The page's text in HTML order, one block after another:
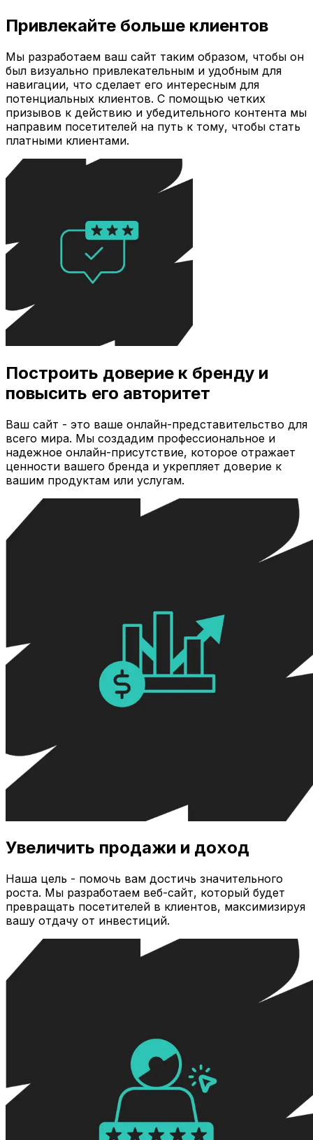
Привлекайте больше клиентов
Мы разработаем ваш сайт таким образом, чтобы он
был визуально привлекательным и удобным для
навигации, что сделает его интересным для
потенциальных клиентов. С помощью четких
призывов к действию и убедительного контента мы
направим посетителей на путь к тому, чтобы стать
платными клиентами.
Построить доверие к бренду и
повысить его авторитет
Ваш сайт - это ваше онлайн-представительство для
всего мира. Мы создадим профессиональное и
надежное онлайн-присутствие, которое отражает
ценности вашего бренда и укрепляет доверие к
вашим продуктам или услугам.
Увеличить продажи и доход
Наша цель - помочь вам достичь значительного
роста. Мы разработаем веб-сайт, который будет
превращать посетителей в клиентов, максимизируя
вашу отдачу от инвестиций.